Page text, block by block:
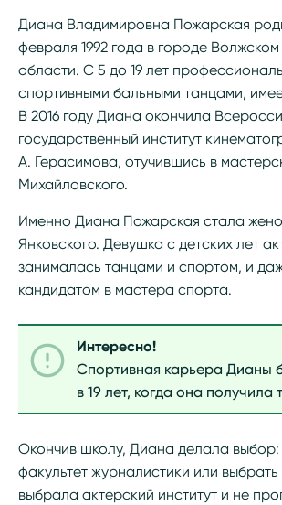
Диана Владимировна Пожарская
февраля 1992 года в городе
области. С 5 до 19 лет
спортивными бальными танцами,
В 2016 году Диана окончила
государственный институт
А. Герасимова, отучившись в
Михайловского.
Именно Диана Пожарская стала
Янковского. Девушка с детских лет
занималась танцами и спортом, и
кандидатом в мастера спорта.
Интересно!
Спортивная карьера Дианы
в 19 лет, когда она получила
Окончив школу, Диана делала выбор:
факультет журналистики или
выбрала актерский институт и не